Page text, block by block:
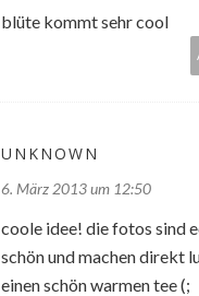
blüte kommt sehr cool
UNKNOWN
6. März 2013 um 12:50
coole idee! die fotos sind
schön und machen direkt
einen schön warmen tee (;